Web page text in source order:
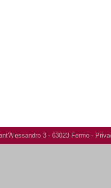
3 - 63023 Fermo -